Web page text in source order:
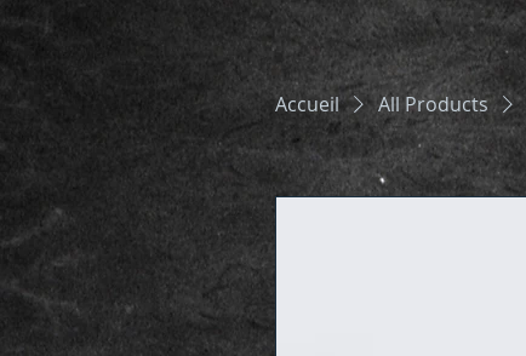
Accueil All Products